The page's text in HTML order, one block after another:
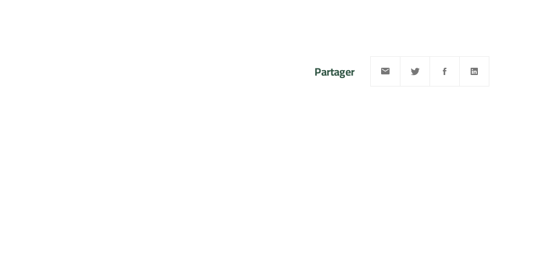
Partager